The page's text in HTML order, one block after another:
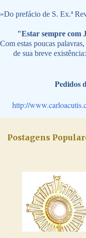
»Do prefácio de S. Ex.ª
"Estar sempre com
Com estas poucas
de sua breve
Pedidos
http://
Postagens